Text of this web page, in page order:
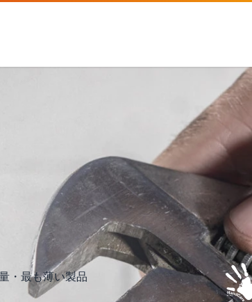
・最も薄い製品